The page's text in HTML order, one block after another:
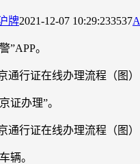
牌2021-12-07 10:29:233537A
”APP。
证办理”。
辆。